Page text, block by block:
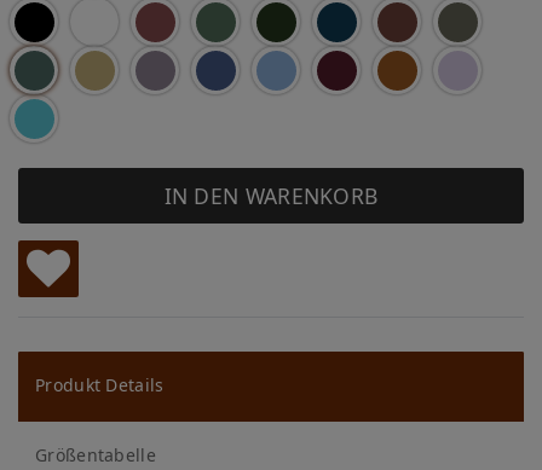
IN DEN WARENKORB
W
u
ns
ch
Produkt Details
Größentabelle